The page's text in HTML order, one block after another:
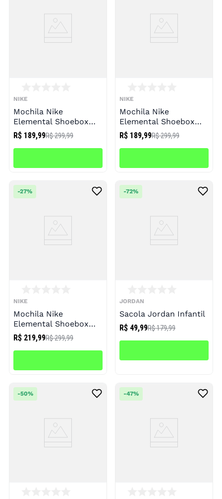
NIKE
Mochila Nike
Elemental Shoebox
Unissex
R$ 189,99R$ 299,99
NIKE
Mochila Nike
Elemental Shoebox
Unissex
R$ 189,99R$ 299,99
NIKE
Mochila Nike
Elemental Shoebox
Unissex
R$ 219,99R$ 299,99
-27%
JORDAN
Sacola Jordan Infantil
R$ 49,99R$ 179,99
-72%
-50% -47%